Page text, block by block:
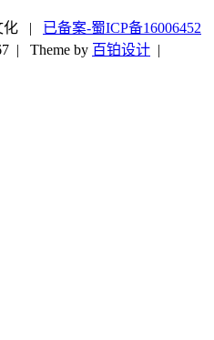
化 | 已备案-蜀ICP备16006452
| Theme by 百铂设计 |